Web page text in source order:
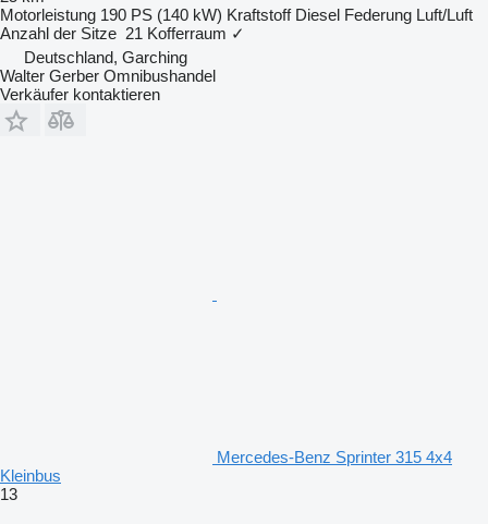
Motorleistung 190 PS (140 kW) Kraftstoff Diesel Federung Luft/Luft
Anzahl der Sitze 21 Kofferraum ✓
Deutschland, Garching
Walter Gerber Omnibushandel
Verkäufer kontaktieren
Mercedes-Benz Sprinter 315 4x4
Kleinbus
13